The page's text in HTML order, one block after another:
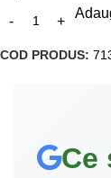
COD PRODUS:
Ce